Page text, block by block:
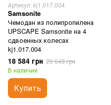
Артикул: kj1.017.004
Samsonite
Чемодан из полипропилена
UPSCAPE Samsonite на 4
сдвоенных колесах
kj1.017.004
18 584 грн 20 649 грн
В наличии
Купить